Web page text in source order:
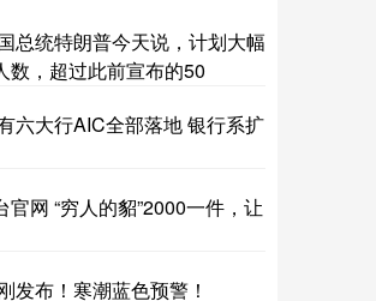
总统特朗普今天说，计划大幅
数，超过此前宣布的50
六大行AIC全部落地 银行系扩
网 “穷人的貂”2000一件，让
发布！寒潮蓝色预警！